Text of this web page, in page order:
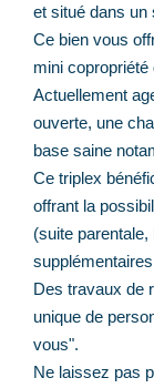
et situé dans un
Ce bien vous
mini
Actuellement
ouverte, une
base saine
Ce triplex
offrant la
(suite
Des travaux de
unique de
vous".
Ne laissez pas